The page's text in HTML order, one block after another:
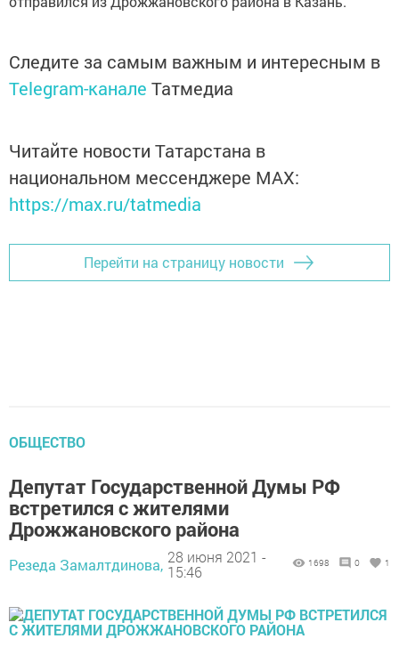
Следите за самым важным и интересным в
Telegram-канале Татмедиа
Читайте новости Татарстана в
национальном мессенджере MАХ:
https://max.ru/tatmedia
Перейти на страницу новости
ОБЩЕСТВО
Депутат Государственной Думы РФ
встретился с жителями
Дрожжановского района
Резеда Замалтдинова, 28 июня 2021 -
15:46
1698 0 1